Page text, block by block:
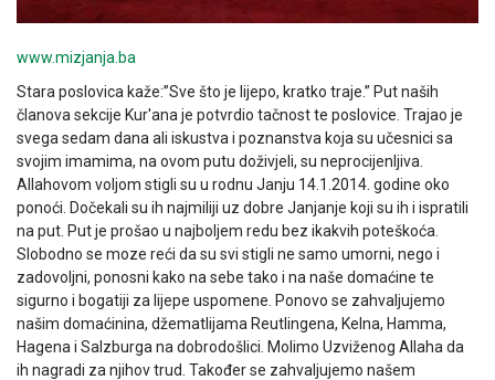
www.mizjanja.ba
Stara poslovica kaže:”Sve što je lijepo, kratko traje.” Put naših
članova sekcije Kur'ana je potvrdio tačnost te poslovice. Trajao je
svega sedam dana ali iskustva i poznanstva koja su učesnici sa
svojim imamima, na ovom putu doživjeli, su neprocijenljiva.
Allahovom voljom stigli su u rodnu Janju 14.1.2014. godine oko
ponoći. Dočekali su ih najmiliji uz dobre Janjanje koji su ih i ispratili
na put. Put je prošao u najboljem redu bez ikakvih poteškoća.
Slobodno se moze reći da su svi stigli ne samo umorni, nego i
zadovoljni, ponosni kako na sebe tako i na naše domaćine te
sigurno i bogatiji za lijepe uspomene. Ponovo se zahvaljujemo
našim domaćinina, džematlijama Reutlingena, Kelna, Hamma,
Hagena i Salzburga na dobrodošlici. Molimo Uzviženog Allaha da
ih nagradi za njihov trud. Također se zahvaljujemo našem